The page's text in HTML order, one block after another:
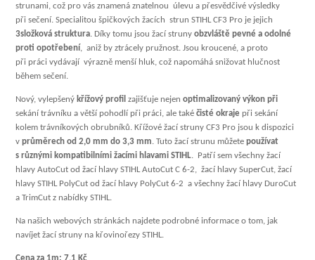
strunami, což pro vás znamená znatelnou úlevu a přesvědčivé výsledky
při sečení. Specialitou špičkových žacích strun STIHL CF3 Pro je jejich
3složková struktura. Díky tomu jsou žací strunyobzvláště pevné a odolné
proti opotřebení, aniž by ztrácely pružnost. Jsou kroucené, a proto
při práci vydávají výrazně menší hluk, což napomáhá snižovat hlučnost
během sečení.
Nový, vylepšený křížový profil zajišťuje nejenoptimalizovaný výkon při
sekání trávníku a větší pohodlí při práci, ale takéčisté okraje při sekání
kolem trávníkových obrubníků. Křížové žací struny CF3 Pro jsou k dispozici
vprůměrech od 2,0 mm do 3,3 mm. Tuto žací strunu můžetepoužívat
s různými kompatibilními žacími hlavami STIHL. Patří sem všechny žací
hlavy AutoCut od žací hlavy STIHL AutoCut C 6-2, žací hlavy SuperCut, žací
hlavy STIHL PolyCut od žací hlavy PolyCut 6-2 a všechny žací hlavy DuroCut
a TrimCut z nabídky STIHL.
Na našich webových stránkách najdete podrobné informace o tom, jak
navíjet žací struny na křovinořezy STIHL.
Cena za 1m: 7,1 Kč